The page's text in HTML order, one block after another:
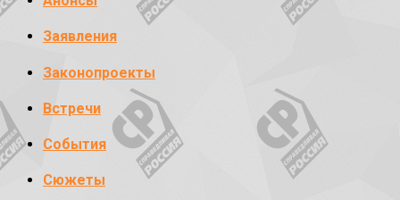
Заявления
Законопроекты
Встречи
События
Сюжеты